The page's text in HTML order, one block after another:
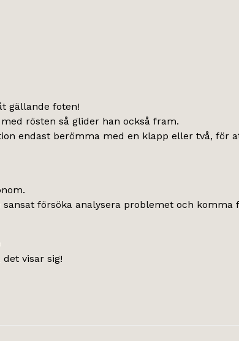
gällande foten!
rösten så glider han också fram.
endast berömma med en klapp eller två, för
försöka analysera problemet och
visar sig!